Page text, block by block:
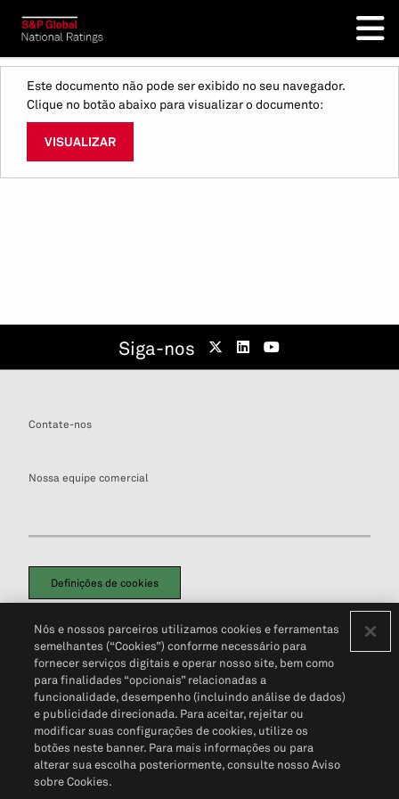
Este documento não pode ser exibido no seu navegador.
Clique no botão abaixo para visualizar o documento:
VISUALIZAR
Siga-nos
Contate-nos
Nossa equipe comercial
Definições de cookies
Política de PrivacidadePortal de privacidade do cliente (em inglês)
Não Venda Minhas Informações Pessoais© 2026 S&P Global
Nós e nossos parceiros utilizamos cookies e ferramentas
semelhantes (“Cookies”) conforme necessário para
fornecer serviços digitais e operar nosso site, bem como
para finalidades “opcionais” relacionadas a
funcionalidade, desempenho (incluindo análise de dados)
e publicidade direcionada. Para aceitar, rejeitar ou
modificar suas configurações de cookies, utilize os
botões neste banner. Para mais informações ou para
alterar sua escolha posteriormente, consulte nosso Aviso
sobre Cookies.